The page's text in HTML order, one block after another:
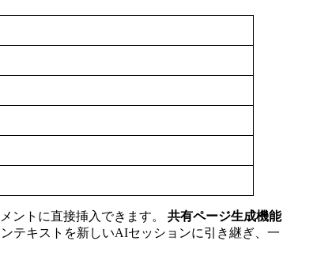
ントに直接挿入できます。 共有ページ生成機能
テキストを新しいAIセッションに引き継ぎ、一